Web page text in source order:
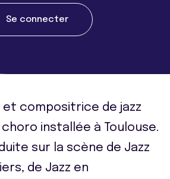
Se connecter
compositrice de jazz
installée à Toulouse.
sur la scène de Jazz
de Jazz en